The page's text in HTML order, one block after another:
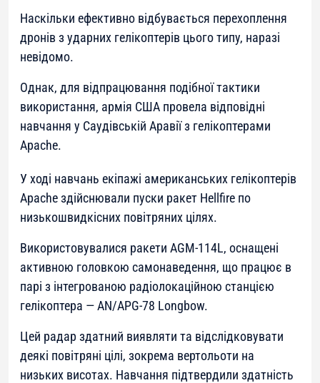
Наскільки ефективно відбувається перехоплення
дронів з ударних гелікоптерів цього типу, наразі
невідомо.
Однак, для відпрацювання подібної тактики
використання, армія США провела відповідні
навчання у Саудівській Аравії з гелікоптерами
Apache.
У ході навчань екіпажі американських гелікоптерів
Apache здійснювали пуски ракет Hellfire по
низькошвидкісних повітряних цілях.
Використовувалися ракети AGM-114L, оснащені
активною головкою самонаведення, що працює в
парі з інтегрованою радіолокаційною станцією
гелікоптера — AN/APG-78 Longbow.
Цей радар здатний виявляти та відслідковувати
деякі повітряні цілі, зокрема вертольоти на
низьких висотах. Навчання підтвердили здатність